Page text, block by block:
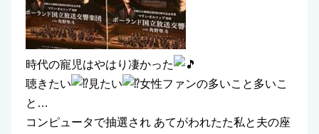
時代の寵児はやはり凄かった
聴きたい
見たい
女性ファンの多いこと多いこ
と…
コンピュータで抽選され あてがわれたた私と夫の座